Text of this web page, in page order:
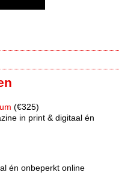
(€325)
in print & digitaal én
én onbeperkt online